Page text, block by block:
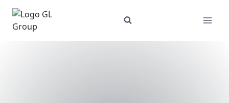
Skip
content